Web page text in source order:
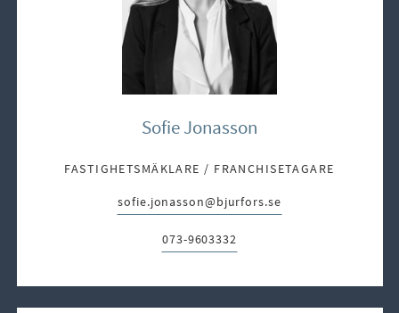
Sofie Jonasson
FASTIGHETSMÄKLARE / FRANCHISETAGARE
E-post:
sofie.jonasson@bjurfors.se
Telefon:
073-9603332